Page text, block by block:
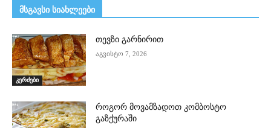
მსგავსი სიახლეები
კერძები
თევზი გარნირით
აგვისტო 7, 2026
როგორ მოვამზადოთ კომბოსტო
გაზქურაში